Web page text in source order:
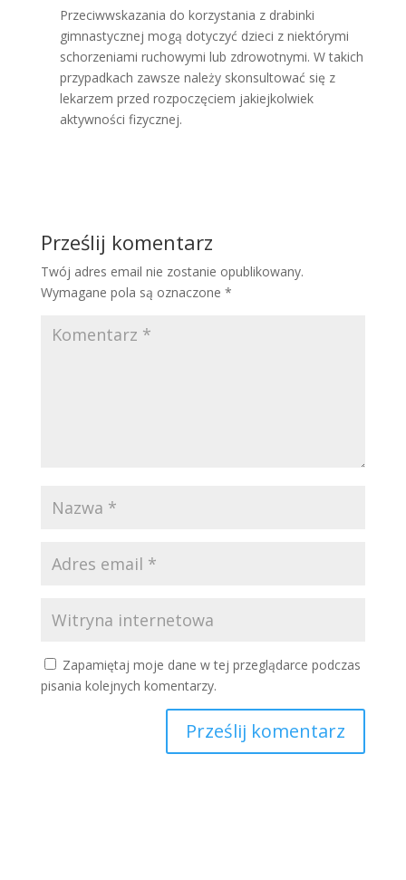
Przeciwwskazania do korzystania z drabinki
gimnastycznej mogą dotyczyć dzieci z niektórymi
schorzeniami ruchowymi lub zdrowotnymi. W takich
przypadkach zawsze należy skonsultować się z
lekarzem przed rozpoczęciem jakiejkolwiek
aktywności fizycznej.
Prześlij komentarz
Twój adres email nie zostanie opublikowany.
Wymagane pola są oznaczone *
Zapamiętaj moje dane w tej przeglądarce podczas
pisania kolejnych komentarzy.